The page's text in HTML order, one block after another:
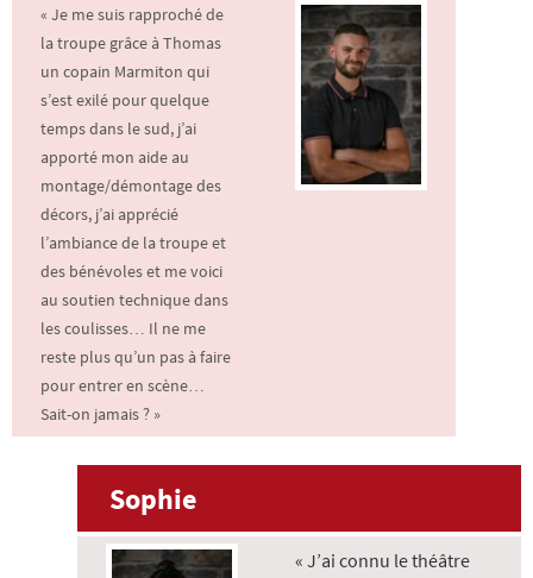
« Je me suis rapproché de
la troupe grâce à Thomas
un copain Marmiton qui
s’est exilé pour quelque
temps dans le sud, j’ai
apporté mon aide au
montage/démontage des
décors, j’ai apprécié
l’ambiance de la troupe et
des bénévoles et me voici
au soutien technique dans
les coulisses… Il ne me
reste plus qu’un pas à faire
pour entrer en scène…
Sait-on jamais ? »
Sophie
« J’ai connu le théâtre